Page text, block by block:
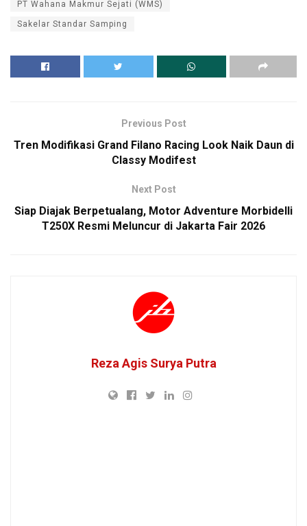
PT Wahana Makmur Sejati (WMS)
Sakelar Standar Samping
Previous Post
Tren Modifikasi Grand Filano Racing Look Naik Daun di
Classy Modifest
Next Post
Siap Diajak Berpetualang, Motor Adventure Morbidelli
T250X Resmi Meluncur di Jakarta Fair 2026
Reza Agis Surya Putra